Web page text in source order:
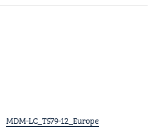
MDM-LC_T579-12_Europe